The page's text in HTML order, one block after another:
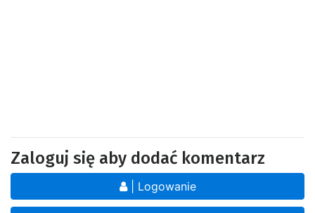
Zaloguj się aby dodać komentarz
| Logowanie